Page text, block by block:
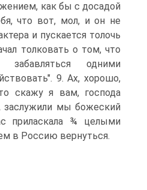
как бы с досадой
что вот, мол, и он не
и пускается толочь
толковать о том, что
забавляться одними
9. Ах, хорошо,
скажу я вам, господа
заслужили мы божеский
приласкала ¾ целыми
в Россию вернуться.